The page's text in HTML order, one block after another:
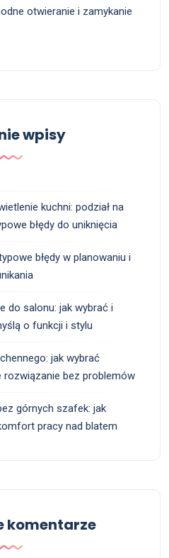
otwieranie i zamykanie
wpisy
kuchni: podział na
błędy do uniknięcia
błędy w planowaniu i
do salonu: jak wybrać i
o funkcji i stylu
jak wybrać
bez problemów
górnych szafek: jak
pracy nad blatem
komentarze